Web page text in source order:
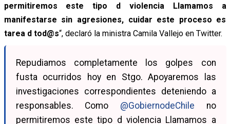
permitiremos este tipo d violencia Llamamos a
manifestarse sin agresiones, cuidar este proceso es
tarea d tod@s“, declaró la ministra Camila Vallejo en Twitter.
Repudiamos completamente los golpes con
fusta ocurridos hoy en Stgo. Apoyaremos las
investigaciones correspondientes deteniendo a
responsables. Como @GobiernodeChile no
permitiremos este tipo d violencia Llamamos a